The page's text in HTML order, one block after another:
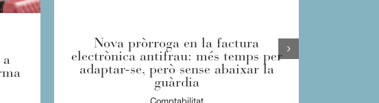
a
Nova pròrroga en la factura
electrònica antifrau: més temps per
adaptar-se, però sense abaixar la
guàrdia